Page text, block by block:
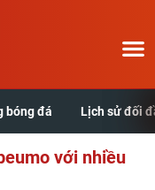
bóng đá Lịch sử đối
với nhiều